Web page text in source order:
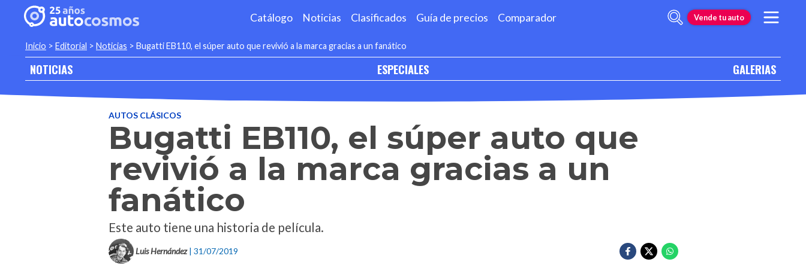
Catálogo Noticias Clasificados Guía de precios Comparador Vende tu auto
Inicio > Editorial > Noticias > Bugatti EB110, el súper auto que revivió a la marca gracias a un fanático
NOTICIAS ESPECIALES GALERIAS
AUTOS CLÁSICOS
Bugatti EB110, el súper auto que
revivió a la marca gracias a un
fanático
Este auto tiene una historia de película.
Luis Hernández | 31/07/2019